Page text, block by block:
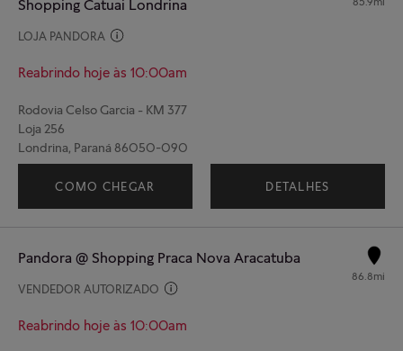
Shopping Catuai Londrina
LOJA PANDORA
Reabrindo hoje às 10:00am
Rodovia Celso Garcia - KM 377
Loja 256
Londrina, Paraná 86050-090
(43) 99600-6888
COMO CHEGAR DETALHES
Pandora @ Shopping Praca Nova Aracatuba
VENDEDOR AUTORIZADO
Reabrindo hoje às 10:00am
86.8mi